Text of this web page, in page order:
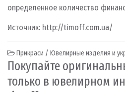
определенное количество
Источник: http://timoff.com.ua/
Прикраси / Ювелирные изделия и
Покупайте
только в ювелирном